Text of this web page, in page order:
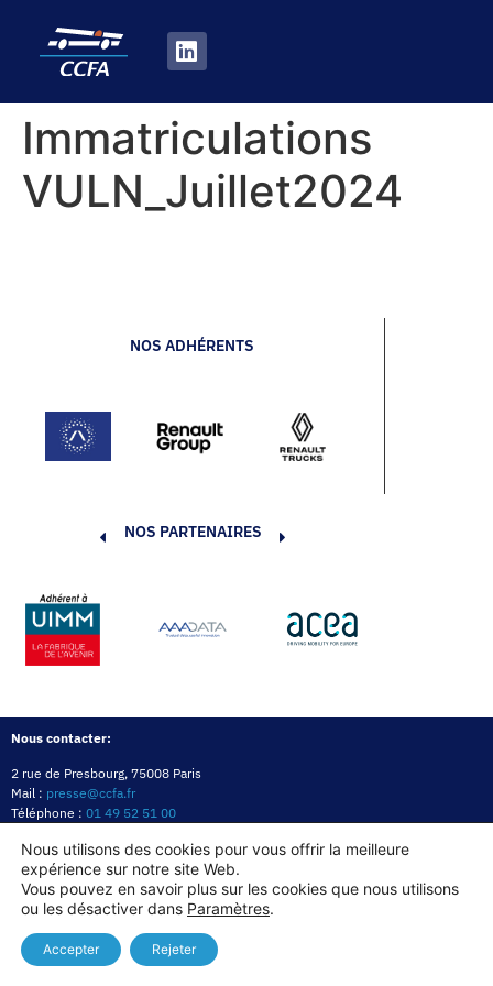
Immatriculations
VULN_Juillet2024
NOS ADHÉRENTS
NOS PARTENAIRES
Nous contacter:
2 rue de Presbourg, 75008 Paris
Mail : presse@ccfa.fr
Téléphone : 01 49 52 51 00
Politique de confidentialitéMentions légales
Copyright© 2026
Nous utilisons des cookies pour vous offrir la meilleure
expérience sur notre site Web.
Vous pouvez en savoir plus sur les cookies que nous utilisons
ou les désactiver dans Paramètres.
Accepter Rejeter